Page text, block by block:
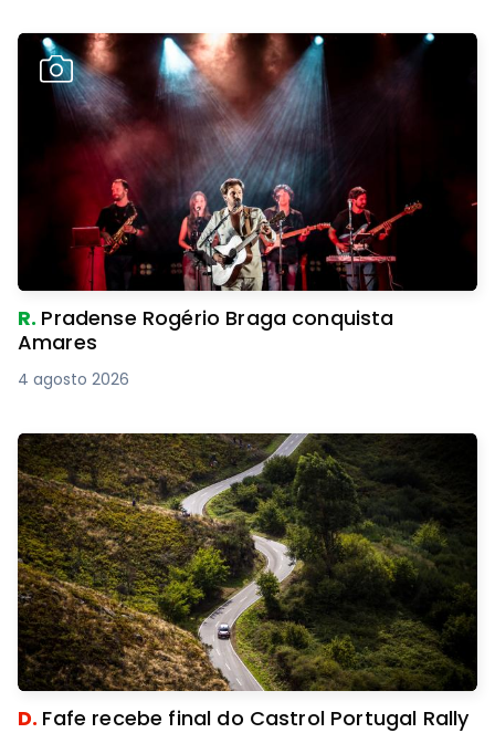
R. Pradense Rogério Braga conquista
Amares
4 agosto 2026
D. Fafe recebe final do Castrol Portugal Rally